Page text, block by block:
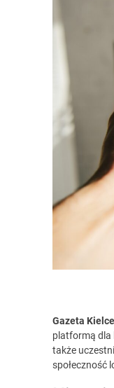
Gazeta Kielce
platformą dla
także
społeczność